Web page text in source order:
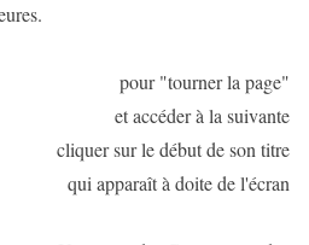
pour "tourner la page"
et accéder à la suivante
cliquer sur le début de son titre
qui apparaît à doite de l'écran